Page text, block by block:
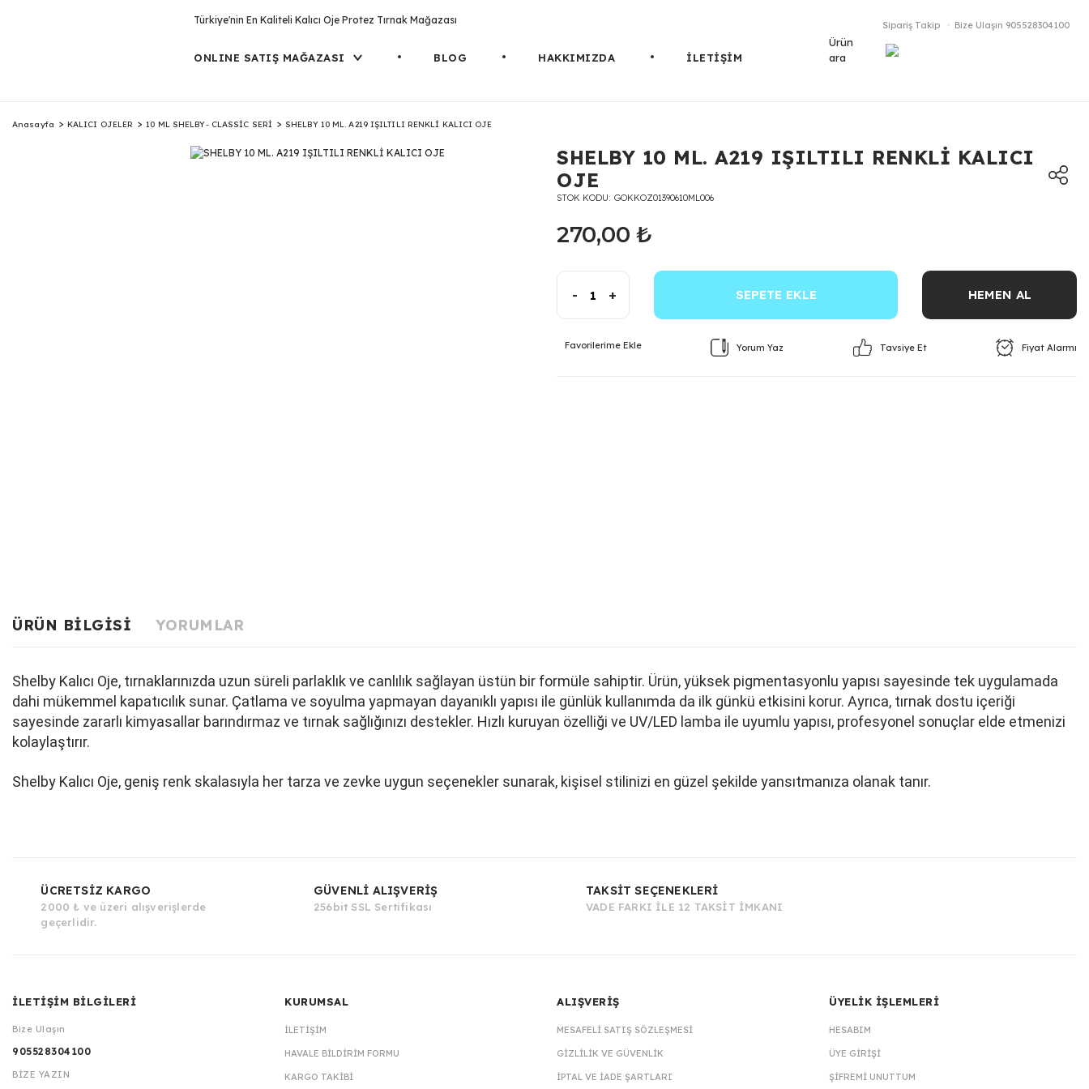
Türkiye'nin En Kaliteli Kalıcı Oje Protez Tırnak Mağazası
ONLINE SATIŞ MAĞAZASI BLOG HAKKIMIZDA İLETİŞİM
Sipariş Takip Bize Ulaşın 905528304100
Ürün
ara
Anasayfa KALICI OJELER 10 ML SHELBY- CLASSİC SERİ SHELBY 10 ML. A219 IŞILTILI RENKLİ KALICI OJE
SHELBY 10 ML. A219 IŞILTILI RENKLİ KALICI
OJE
STOK KODU GOKKOZ01390610ML006
270,00 ₺
- + SEPETE EKLE HEMEN AL
Yorum Yaz Tavsiye Et Fiyat Alarmı
ÜRÜN BILGISI YORUMLAR
Shelby Kalıcı Oje, tırnaklarınızda uzun süreli parlaklık ve canlılık sağlayan üstün bir formüle sahiptir. Ürün, yüksek pigmentasyonlu yapısı sayesinde tek uygulamada
dahi mükemmel kapatıcılık sunar. Çatlama ve soyulma yapmayan dayanıklı yapısı ile günlük kullanımda da ilk günkü etkisini korur. Ayrıca, tırnak dostu içeriği
sayesinde zararlı kimyasallar barındırmaz ve tırnak sağlığınızı destekler. Hızlı kuruyan özelliği ve UV/LED lamba ile uyumlu yapısı, profesyonel sonuçlar elde etmenizi
kolaylaştırır.
Shelby Kalıcı Oje, geniş renk skalasıyla her tarza ve zevke uygun seçenekler sunarak, kişisel stilinizi en güzel şekilde yansıtmanıza olanak tanır.
ÜCRETSİZ KARGO
2000 ₺ ve üzeri alışverişlerde
geçerlidir.
GÜVENLİ ALIŞVERİŞ
256bit SSL Sertifikası
TAKSİT SEÇENEKLERİ
VADE FARKI İLE 12 TAKSİT İMKANI
İLETİŞİM BİLGİLERİ
Bize Ulaşın
905528304100
BİZE YAZIN
KURUMSAL
İLETIŞIM
HAVALE BILDIRIM FORMU
KARGO TAKIBI
ALIŞVERİŞ
MESAFELI SATIŞ SÖZLEŞMESI
GIZLILIK VE GÜVENLIK
İPTAL VE İADE ŞARTLARI
ÜYELİK İŞLEMLERİ
HESABIM
ÜYE GIRIŞI
ŞIFREMI UNUTTUM